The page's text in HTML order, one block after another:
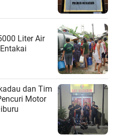
Liter Air
dan Tim
Motor